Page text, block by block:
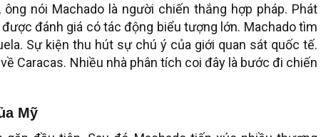
nói Machado là người chiến thắng hợp pháp. Phát
đánh giá có tác động biểu tượng lớn. Machado tìm
Sự kiện thu hút sự chú ý của giới quan sát quốc tế.
Caracas. Nhiều nhà phân tích coi đây là bước đi chiến
Mỹ